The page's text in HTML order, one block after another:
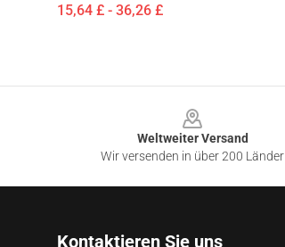
15,64 £ - 36,26 £
Weltweiter Versand
Wir versenden in über 200 Länder
Kontaktieren Sie uns